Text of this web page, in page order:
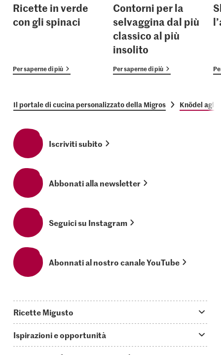
Ricette in verde
con gli spinaci
Per saperne di più
Contorni per la
selvaggina dal più
classico al più
insolito
Per saperne di più
Il portale di cucina personalizzato della Migros Knödel agli
Iscriviti subito
Abbonati alla newsletter
Seguici su Instagram
Abonnati al nostro canale YouTube
Ricette Migusto
Oggi cucino
Ispirazioni e opportunità